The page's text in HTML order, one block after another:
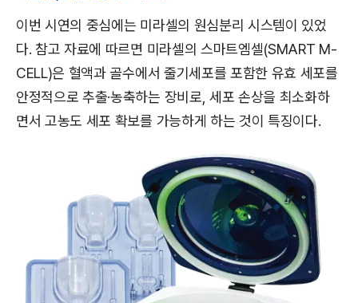
이번 시연의 중심에는 미라셀의 원심분리 시스템이 있었
다. 참고 자료에 따르면 미라셀의 스마트엠셀(SMART M-
CELL)은 혈액과 골수에서 줄기세포를 포함한 유효 세포를
안정적으로 추출·농축하는 장비로, 세포 손상을 최소화하
면서 고농도 세포 확보를 가능하게 하는 것이 특징이다.